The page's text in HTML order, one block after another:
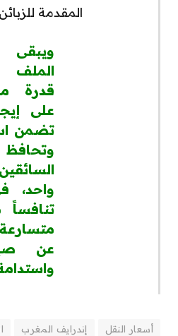
المقدمة
الملف
قدرة
على
تضمن
تنافساً
عن
أسعار النقل إندرايف المغرب